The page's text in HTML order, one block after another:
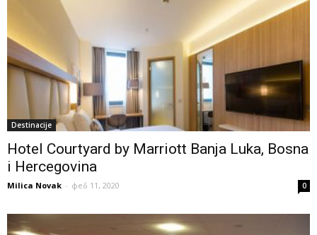
Destinacije
Hotel Courtyard by Marriott Banja Luka, Bosna
i Hercegovina
Milica Novak - феб 11, 2020 0